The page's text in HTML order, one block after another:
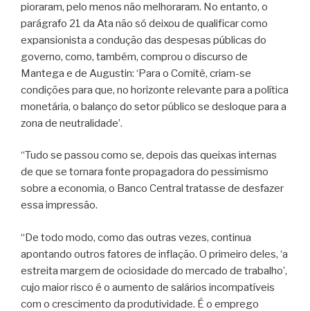
pioraram, pelo menos não melhoraram. No entanto, o
parágrafo 21 da Ata não só deixou de qualificar como
expansionista a condução das despesas públicas do
governo, como, também, comprou o discurso de
Mantega e de Augustin: ‘Para o Comitê, criam-se
condições para que, no horizonte relevante para a política
monetária, o balanço do setor público se desloque para a
zona de neutralidade’.
“Tudo se passou como se, depois das queixas internas
de que se tornara fonte propagadora do pessimismo
sobre a economia, o Banco Central tratasse de desfazer
essa impressão.
“De todo modo, como das outras vezes, continua
apontando outros fatores de inflação. O primeiro deles, ‘a
estreita margem de ociosidade do mercado de trabalho’,
cujo maior risco é o aumento de salários incompatíveis
com o crescimento da produtividade. É o emprego